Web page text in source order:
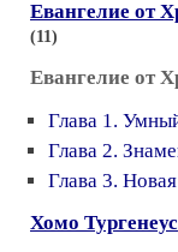
Евангелие от
(11)
Евангелие от
Глава 1.
Глава 2.
Глава 3.
Хомо Тургенеус